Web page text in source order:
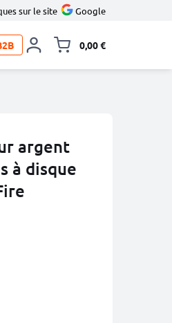
sur le site Google
0,00 €
argent
à disque